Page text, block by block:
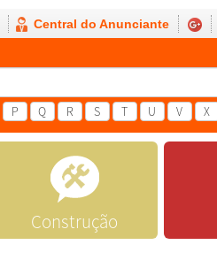
Central do Anunciante
P Q R S T U V X
Construção